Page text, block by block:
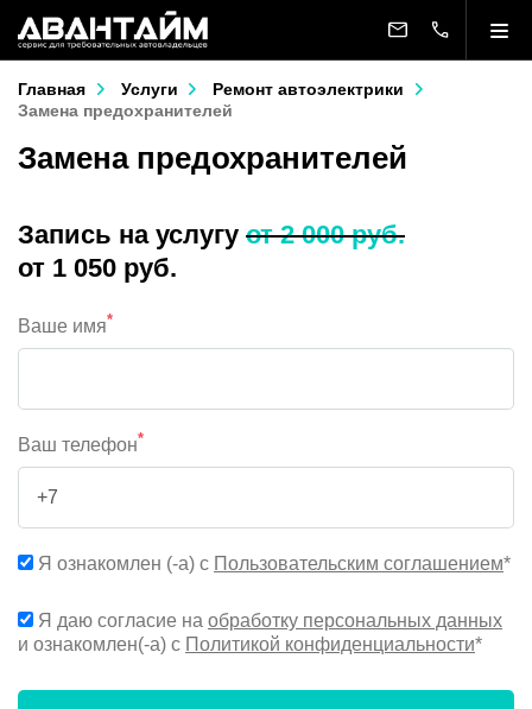
Главная Услуги
Ремонт автоэлектрики
Замена предохранителей
Замена предохранителей
Запись на услугу от 2 000 руб.
от 1 050 руб.
Ваше имя*
Ваш телефон*
Я ознакомлен (-а) с Пользовательским соглашением*
Я даю согласие на обработку персональных данных
и ознакомлен(-а) с Политикой конфиденциальности*